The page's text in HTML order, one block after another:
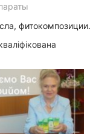
фитокомпозиции.